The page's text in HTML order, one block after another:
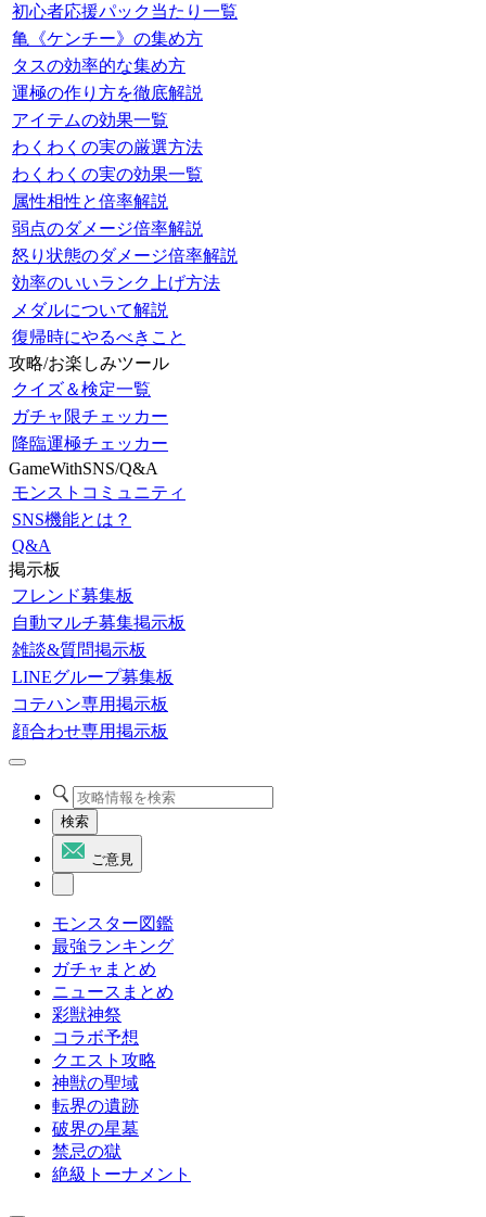
初心者応援パック当たり一覧
亀《ケンチー》の集め方
タスの効率的な集め方
運極の作り方を徹底解説
アイテムの効果一覧
わくわくの実の厳選方法
わくわくの実の効果一覧
属性相性と倍率解説
弱点のダメージ倍率解説
怒り状態のダメージ倍率解説
効率のいいランク上げ方法
メダルについて解説
復帰時にやるべきこと
攻略/お楽しみツール
クイズ＆検定一覧
ガチャ限チェッカー
降臨運極チェッカー
GameWithSNS/Q&A
モンストコミュニティ
SNS機能とは？
Q&A
掲示板
フレンド募集板
自動マルチ募集掲示板
雑談&質問掲示板
LINEグループ募集板
コテハン専用掲示板
顔合わせ専用掲示板
検索
ご意見
モンスター図鑑
最強ランキング
ガチャまとめ
ニュースまとめ
彩獣神祭
コラボ予想
クエスト攻略
神獣の聖域
転界の遺跡
破界の星墓
禁忌の獄
絶級トーナメント